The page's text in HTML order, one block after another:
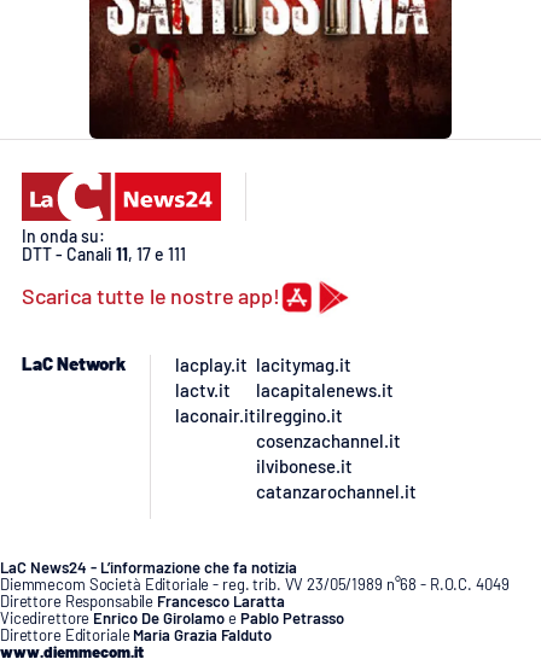
In onda su:
DTT - Canali 11, 17 e 111
Scarica tutte le nostre app!
LaC Network
lacplay.it
lactv.it
laconair.it
lacitymag.it
lacapitalenews.it
ilreggino.it
cosenzachannel.it
ilvibonese.it
catanzarochannel.it
LaC News24 - L’informazione che fa notizia
Diemmecom Società Editoriale - reg. trib. VV 23/05/1989 n°68 - R.O.C. 4049
Direttore Responsabile Francesco Laratta
Vicedirettore Enrico De GirolamoePablo Petrasso
Direttore Editoriale Maria Grazia Falduto
www.diemmecom.it